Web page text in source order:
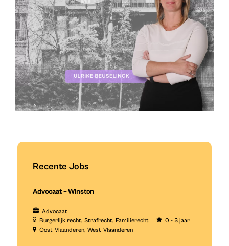
Recente Jobs
Advocaat – Winston
Advocaat
Burgerlijk recht Strafrecht Familierecht
0 - 3 jaar
Oost-Vlaanderen West-Vlaanderen